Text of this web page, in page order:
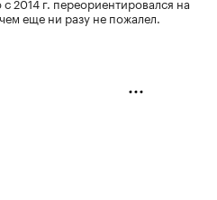
еще ни разу не пожалел.